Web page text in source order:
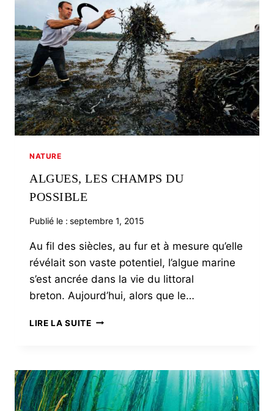
TERRITOIRE
NATURE
ALGUES, LES CHAMPS DU
POSSIBLE
Publié le : septembre 1, 2015
Au fil des siècles, au fur et à mesure qu’elle
révélait son vaste potentiel, l’algue marine
s’est ancrée dans la vie du littoral
breton. Aujourd’hui, alors que le…
LIRE LA SUITEALGUES,
POSSIBLE